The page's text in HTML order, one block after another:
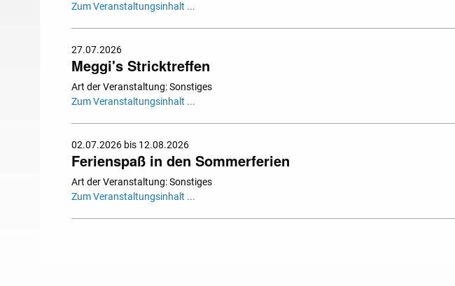
Zum Veranstaltungsinhalt ...
27.07.2026
Meggi's Stricktreffen
Art der Veranstaltung: Sonstiges
Zum Veranstaltungsinhalt ...
02.07.2026 bis 12.08.2026
Ferienspaß in den Sommerferien
Art der Veranstaltung: Sonstiges
Zum Veranstaltungsinhalt ...